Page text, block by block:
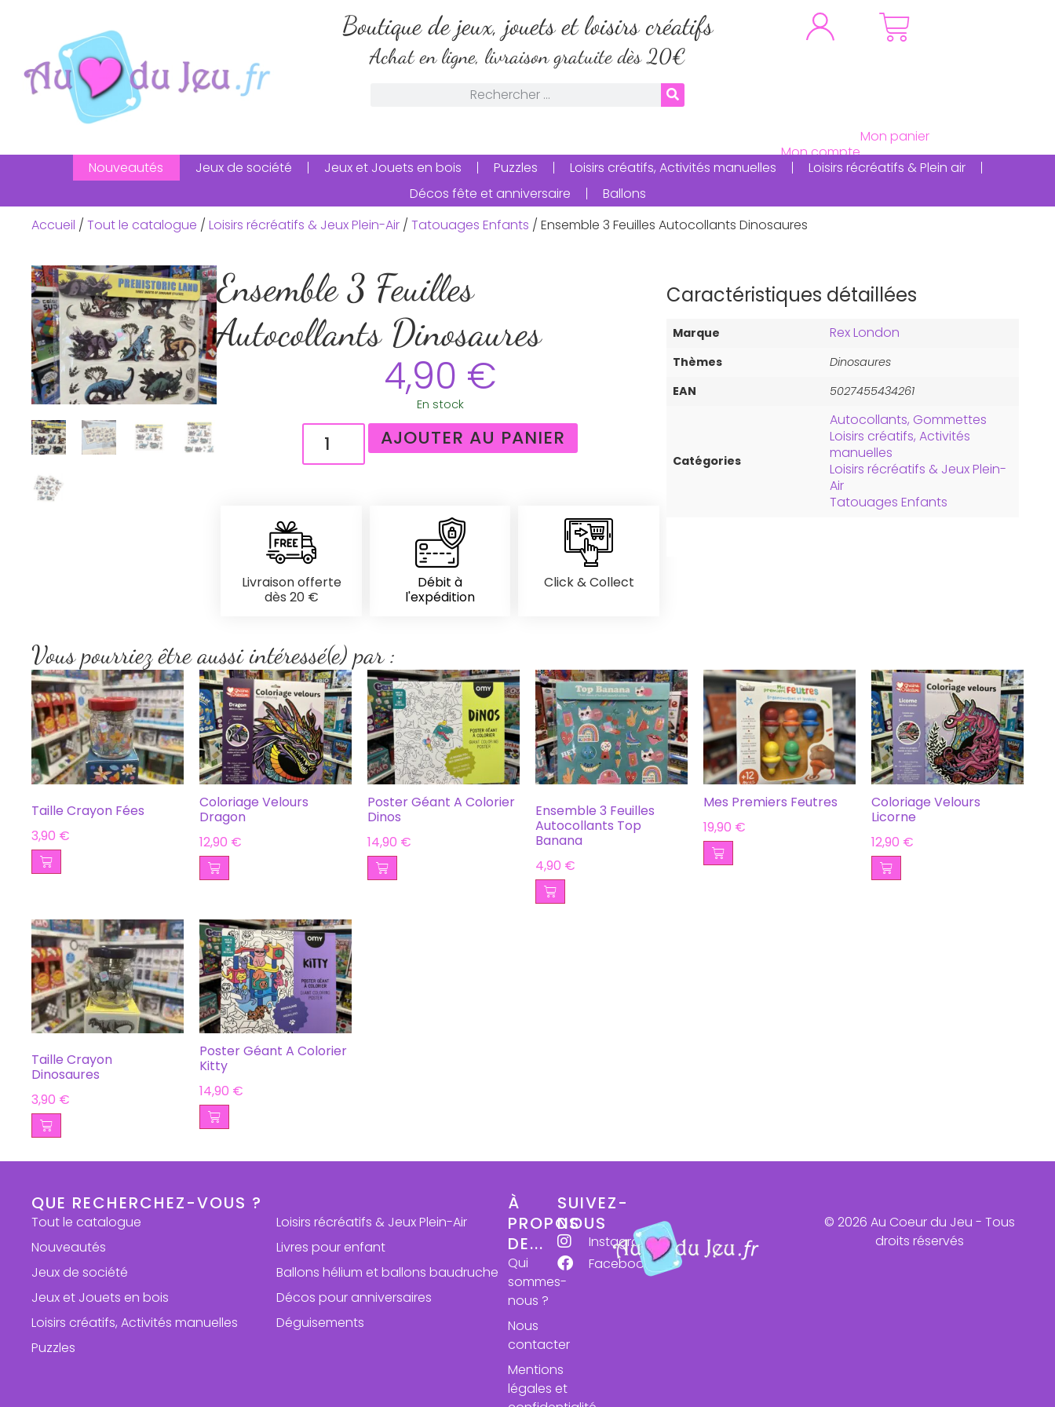
Boutique de jeux, jouets et loisirs créatifs
Achat en ligne, livraison gratuite dès 20€
Nouveautés Jeux de société Jeux et Jouets en bois Puzzles Loisirs créatifs, Activités manuelles
Loisirs récréatifs & Plein air
Décos fête et anniversaire
Ballons
Accueil /Tout le catalogue /Loisirs récréatifs & Jeux Plein-Air /Tatouages Enfants / Ensemble 3 Feuilles Autocollants Dinosaures
Ensemble 3 Feuilles
Autocollants Dinosaures
4,90 €
En stock
AJOUTER AU PANIER
Livraison offerte
dès 20 €
Débit à
l'expédition
Click & Collect
Caractéristiques détaillées
Marque Rex London
Thèmes
Dinosaures
EAN
5027455434261
Catégories
Autocollants, Gommettes
Loisirs créatifs, Activités
manuelles
Loisirs récréatifs & Jeux Plein-
Air
Tatouages Enfants
Vous pourriez être aussi intéressé(e) par :
Taille Crayon Fées
3,90 €
Coloriage Velours
Dragon
12,90 €
Poster Géant A Colorier
Dinos
14,90 €
Ensemble 3 Feuilles
Autocollants Top
Banana
4,90 €
Mes Premiers Feutres
19,90 €
Coloriage Velours
Licorne
12,90 €
Taille Crayon
Dinosaures
3,90 €
Poster Géant A Colorier
Kitty
14,90 €
QUE RECHERCHEZ-VOUS ?
Tout le catalogue
Nouveautés
Jeux de société
Jeux et Jouets en bois
Loisirs créatifs, Activités manuelles
Puzzles
Loisirs récréatifs & Jeux Plein-Air
Livres pour enfant
Ballons hélium et ballons baudruche
Décos pour anniversaires
Déguisements
À
PROPOS
DE...
Qui
sommes-
nous ?
Nous
contacter
Mentions
légales et
SUIVEZ-
NOUS
Instagram
Facebook
© 2026 Au Coeur du Jeu - Tous
droits réservés